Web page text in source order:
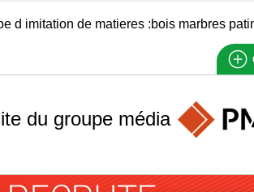
d imitation de matieres :bois marbres
du groupe média